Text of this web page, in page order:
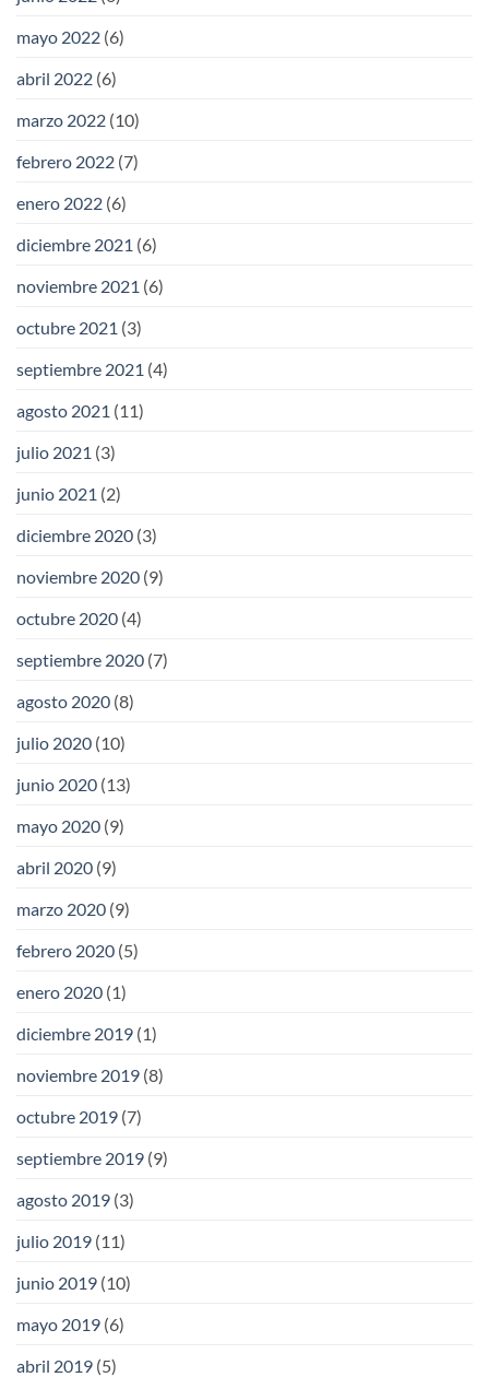
mayo 2022 (6)
abril 2022 (6)
marzo 2022 (10)
febrero 2022 (7)
enero 2022 (6)
diciembre 2021 (6)
noviembre 2021 (6)
octubre 2021 (3)
septiembre 2021 (4)
agosto 2021 (11)
julio 2021 (3)
junio 2021 (2)
diciembre 2020 (3)
noviembre 2020 (9)
octubre 2020 (4)
septiembre 2020 (7)
agosto 2020 (8)
julio 2020 (10)
junio 2020 (13)
mayo 2020 (9)
abril 2020 (9)
marzo 2020 (9)
febrero 2020 (5)
enero 2020 (1)
diciembre 2019 (1)
noviembre 2019 (8)
octubre 2019 (7)
septiembre 2019 (9)
agosto 2019 (3)
julio 2019 (11)
junio 2019 (10)
mayo 2019 (6)
abril 2019 (5)